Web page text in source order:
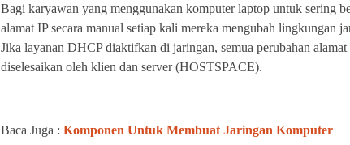
Bagi karyawan yang menggunakan komputer laptop untuk sering
alamat IP secara manual setiap kali mereka mengubah lingkungan
Jika layanan DHCP diaktifkan di jaringan, semua perubahan alamat
diselesaikan oleh klien dan server (HOSTSPACE).
Baca Juga : Komponen Untuk Membuat Jaringan Komputer